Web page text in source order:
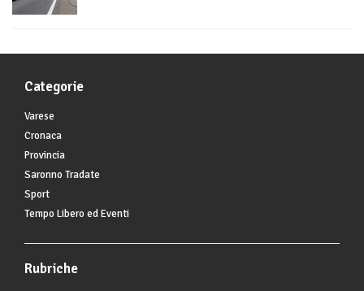
Categorie
Varese
Cronaca
Provincia
Saronno Tradate
Sport
Tempo Libero ed Eventi
Rubriche